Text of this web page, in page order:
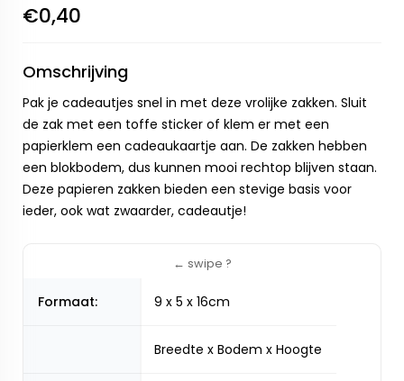
€0,40
Omschrijving
Pak je cadeautjes snel in met deze vrolijke zakken. Sluit
de zak met een toffe sticker of klem er met een
papierklem een cadeaukaartje aan. De zakken hebben
een blokbodem, dus kunnen mooi rechtop blijven staan.
Deze papieren zakken bieden een stevige basis voor
ieder, ook wat zwaarder, cadeautje!
Formaat: 9 x 5 x 16cm
Breedte x Bodem x Hoogte